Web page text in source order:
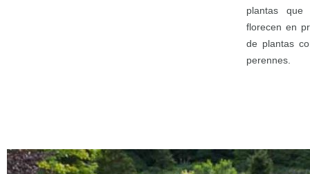
plantas que
florecen en
de plantas
perennes.